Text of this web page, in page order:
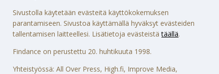
Sivustolla käytetään evästeitä käyttökokemuksen
parantamiseen. Sivustoa käyttämällä hyväksyt evästeiden
tallentamisen laitteellesi. Lisätietoja evästeistätäällä.
Findance on perustettu 20. huhtikuuta 1998.
Yhteistyössä: All Over Press, High.fi, Improve Media,